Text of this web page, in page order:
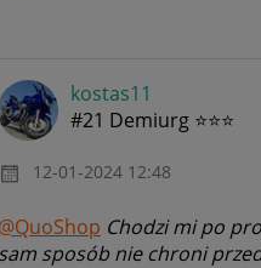
kostas11
#21 Demiurg ⭐⭐⭐
‎12-01-2024 12:48
@QuoShop Chodzi mi po
sam sposób nie chroni